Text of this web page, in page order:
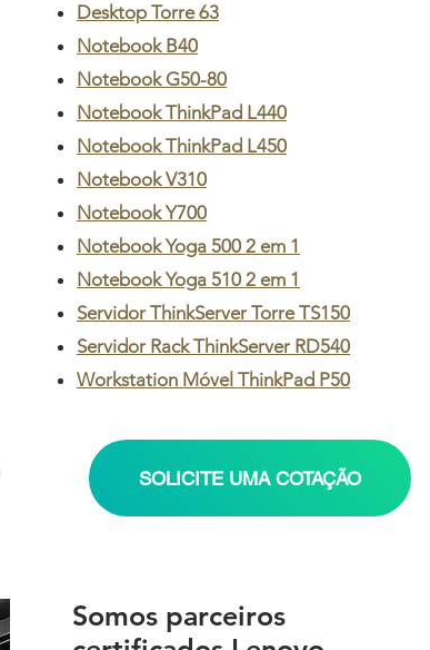
SOLICITE UMA COTAÇÃO
Desktop Torre 63
Notebook B40
Notebook G50-80
Notebook ThinkPad L440
Notebook ThinkPad L450
Notebook V310
Notebook Y700
Notebook Yoga 500 2 em 1
Notebook Yoga 510 2 em 1
Servidor ThinkServer Torre TS150
Servidor Rack ThinkServer RD540
Workstation Móvel ThinkPad P50
Somos parceiros